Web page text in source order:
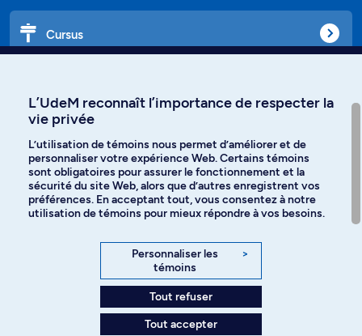
Cursus
Langues
Facebook Instagram
YouTube
L’UdeM reconnaît l’importance de respecter la
vie privée
L’utilisation de témoins nous permet d’améliorer et de
personnaliser votre expérience Web. Certains témoins
sont obligatoires pour assurer le fonctionnement et la
sécurité du site Web, alors que d’autres enregistrent vos
préférences. En acceptant tout, vous consentez à notre
utilisation de témoins pour mieux répondre à vos besoins.
Personnaliser les
témoins
>
Tout refuser
Tout accepter